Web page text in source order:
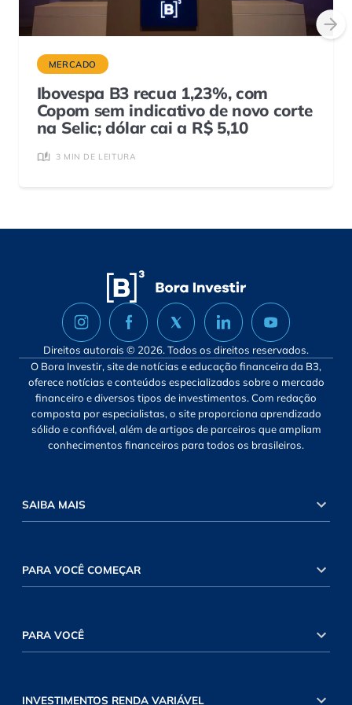
MERCADO
Ibovespa B3 recua 1,23%, com
Copom sem indicativo de novo corte
na Selic; dólar cai a R$ 5,10
3 MIN DE LEITURA
Direitos autorais © 2026. Todos os direitos reservados.
O Bora Investir, site de notícias e educação financeira da B3,
oferece notícias e conteúdos especializados sobre o mercado
financeiro e diversos tipos de investimentos. Com redação
composta por especialistas, o site proporciona aprendizado
sólido e confiável, além de artigos de parceiros que ampliam
conhecimentos financeiros para todos os brasileiros.
SAIBA MAIS
PARA VOCÊ COMEÇAR
PARA VOCÊ
INVESTIMENTOS RENDA VARIÁVEL